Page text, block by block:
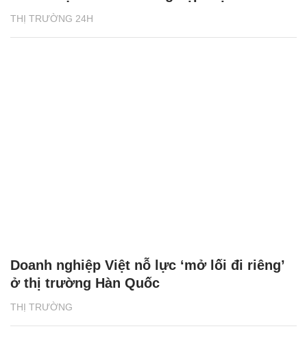
THỊ TRƯỜNG 24H
THỊ TRƯỜNG
Doanh nghiệp Việt nỗ lực ‘mở lối đi riêng’
ở thị trường Hàn Quốc